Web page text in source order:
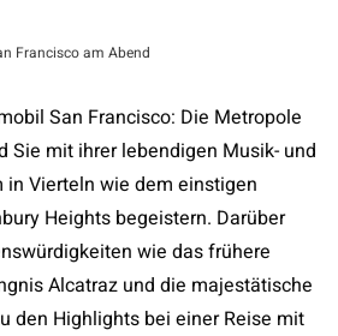
Francisco am Abend
San Francisco: Die Metropole
Sie mit ihrer lebendigen Musik- und
in Vierteln wie dem einstigen
Heights begeistern. Darüber
wie das frühere
Alcatraz und die majestätische
den Highlights bei einer Reise mit